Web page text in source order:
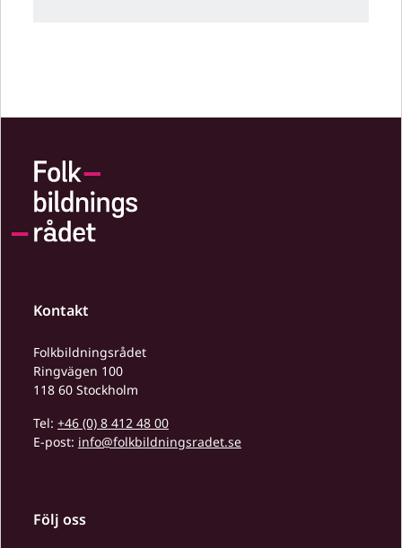
Kontakt
Folkbildningsrådet
Ringvägen 100
118 60 Stockholm
Tel: +46 (0) 8 412 48 00
E-post: info@folkbildningsradet.se
Följ oss